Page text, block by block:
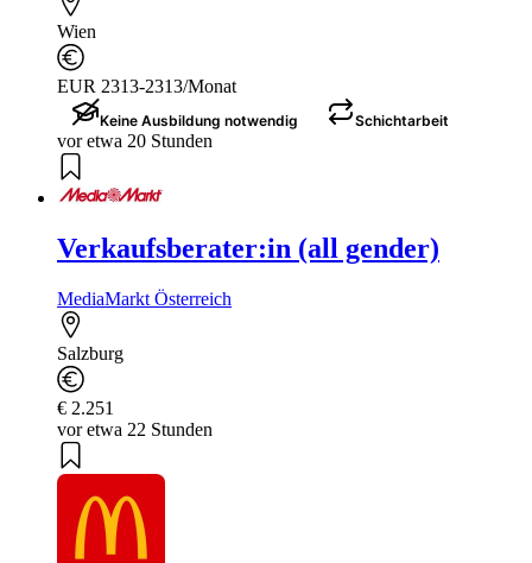
Wien
EUR 2313-2313/Monat
Keine Ausbildung notwendig Schichtarbeit
vor etwa 20 Stunden
Verkaufsberater:in (all gender)
MediaMarkt Österreich
Salzburg
€ 2.251
vor etwa 22 Stunden